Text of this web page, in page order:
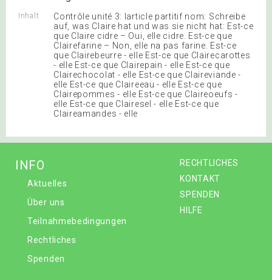
Inhalt
Contrôle unité 3: larticle partitif nom: Schreibe
auf, was Claire hat und was sie nicht hat: Est-ce
que Claire cidre – Oui, elle cidre. Est-ce que
Clairefarine – Non, elle na pas farine. Est-ce
que Clairebeurre - elle Est-ce que Clairecarottes
- elle Est-ce que Clairepain - elle Est-ce que
Clairechocolat - elle Est-ce que Claireviande -
elle Est-ce que Claireeau - elle Est-ce que
Clairepommes - elle Est-ce que Claireoeufs -
elle Est-ce que Clairesel - elle Est-ce que
Claireamandes - elle
RECHTLICHES
KONTAKT
SPENDEN
HILFE
INFO
Aktuelles
Über uns
Teilnahmebedingungen
Rechtliches
Spenden